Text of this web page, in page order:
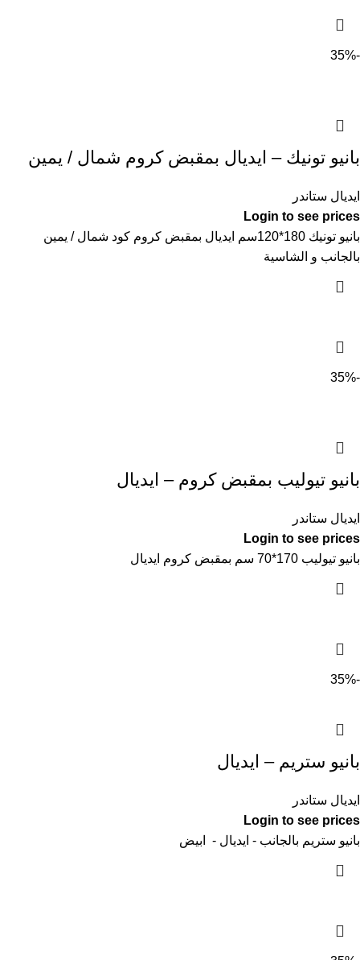
-35%
بانيو تونيك – ايديال بمقبض كروم شمال / يمين
ايديال ستاندر
Login to see prices
بانيو تونيك 180*120سم ايديال بمقبض كروم كود شمال / يمين
بالجانب و الشاسية
-35%
بانيو تيوليب بمقبض كروم – ايديال
ايديال ستاندر
Login to see prices
بانيو تيوليب 170*70 سم بمقبض كروم ايديال
-35%
بانيو ستريم – ايديال
ايديال ستاندر
Login to see prices
بانيو ستريم بالجانب - ايديال - ابيض